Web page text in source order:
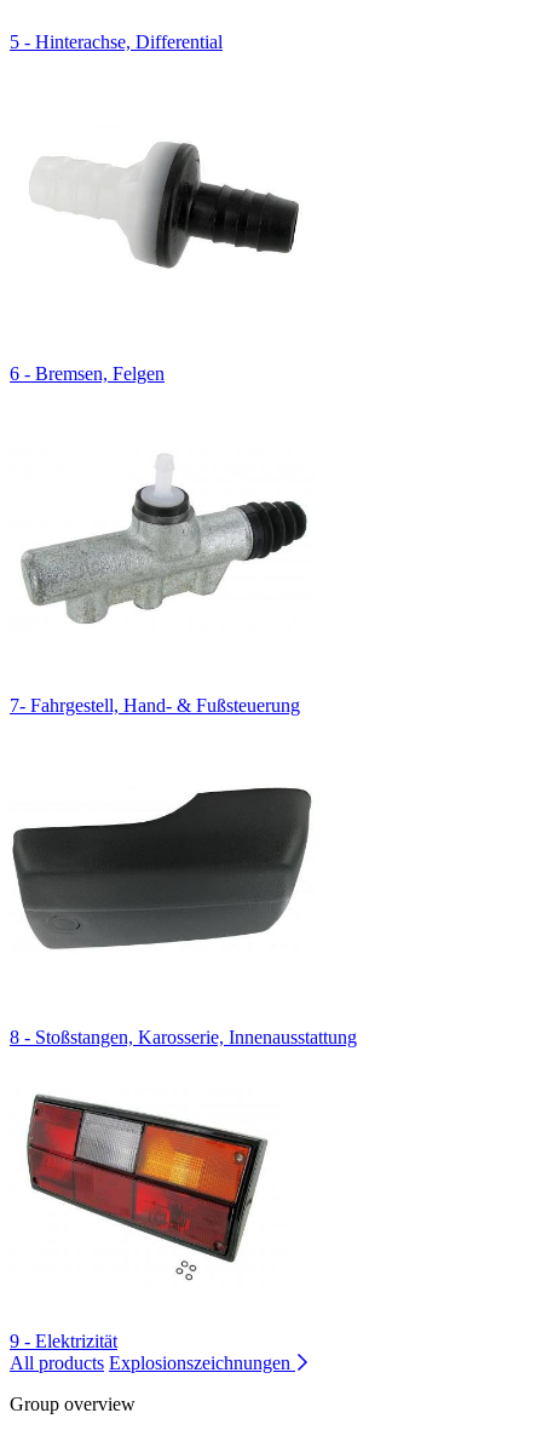
5 - Hinterachse, Differential
6 - Bremsen, Felgen
7- Fahrgestell, Hand- & Fußsteuerung
8 - Stoßstangen, Karosserie, Innenausstattung
9 - Elektrizität
All products Explosionszeichnungen
Group overview